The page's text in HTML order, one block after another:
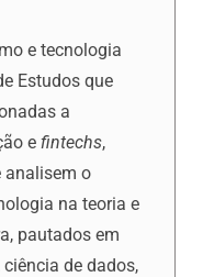
e tecnologia
Estudos que
a
e fintechs,
analisem o
na teoria e
pautados em
de dados,